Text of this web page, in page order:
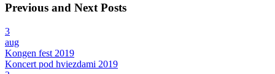
Previous and Next Posts
3
aug
Kongen fest 2019
Koncert pod hviezdami 2019